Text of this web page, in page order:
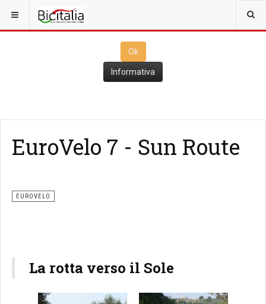
Questo sito utilizza i
Ok
Ok
Informativa
EuroVelo 7 - Sun Route
EUROVELO
La rotta verso il Sole